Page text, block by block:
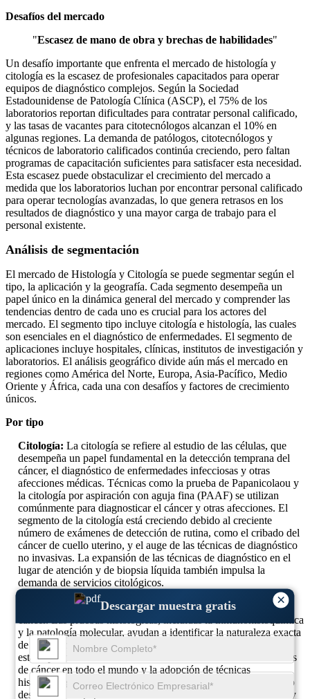
×
Descargar muestra gratis
Desafíos del mercado
"Escasez de mano de obra y brechas de habilidades"
Un desafío importante que enfrenta el mercado de histología y
citología es la escasez de profesionales capacitados para operar
equipos de diagnóstico complejos. Según la Sociedad
Estadounidense de Patología Clínica (ASCP), el 75% de los
laboratorios reportan dificultades para contratar personal calificado,
y las tasas de vacantes para citotecnólogos alcanzan el 10% en
algunas regiones. La demanda de patólogos, citotecnólogos y
técnicos de laboratorio calificados continúa creciendo, pero faltan
programas de capacitación suficientes para satisfacer esta necesidad.
Esta escasez puede obstaculizar el crecimiento del mercado a
medida que los laboratorios luchan por encontrar personal calificado
para operar tecnologías avanzadas, lo que genera retrasos en los
resultados de diagnóstico y una mayor carga de trabajo para el
personal existente.
Análisis de segmentación
El mercado de Histología y Citología se puede segmentar según el
tipo, la aplicación y la geografía. Cada segmento desempeña un
papel único en la dinámica general del mercado y comprender las
tendencias dentro de cada uno es crucial para los actores del
mercado. El segmento tipo incluye citología e histología, las cuales
son esenciales en el diagnóstico de enfermedades. El segmento de
aplicaciones incluye hospitales, clínicas, institutos de investigación y
laboratorios. El análisis geográfico divide aún más el mercado en
regiones como América del Norte, Europa, Asia-Pacífico, Medio
Oriente y África, cada una con desafíos y factores de crecimiento
únicos.
Por tipo
Citología: La citología se refiere al estudio de las células, que
desempeña un papel fundamental en la detección temprana del
cáncer, el diagnóstico de enfermedades infecciosas y otras
afecciones médicas. Técnicas como la prueba de Papanicolaou y
la citología por aspiración con aguja fina (PAAF) se utilizan
comúnmente para diagnosticar el cáncer y otras afecciones. El
segmento de la citología está creciendo debido al creciente
número de exámenes de detección de rutina, como el cribado del
cáncer de cuello uterino, y el auge de las técnicas de diagnóstico
no invasivas. La expansión de las técnicas de diagnóstico en el
lugar de atención y de biopsia líquida también impulsa la
demanda de servicios citológicos.
La histología, el estudio de los tejidos, es
fundamental en el diagnóstico de enfermedades, en particular el
cáncer. Las pruebas histológicas, incluidas la inmunohistoquímica
y la patología molecular, ayudan a identificar la naturaleza exacta
de las enfermedades a nivel celular. El mercado de la histología
está experimentando un crecimiento debido al aumento de casos
de cáncer en todo el mundo y la adopción de técnicas
histopatológicas más avanzadas. Además, el análisis histológico
desempeña un papel fundamental en el desarrollo de fármacos y